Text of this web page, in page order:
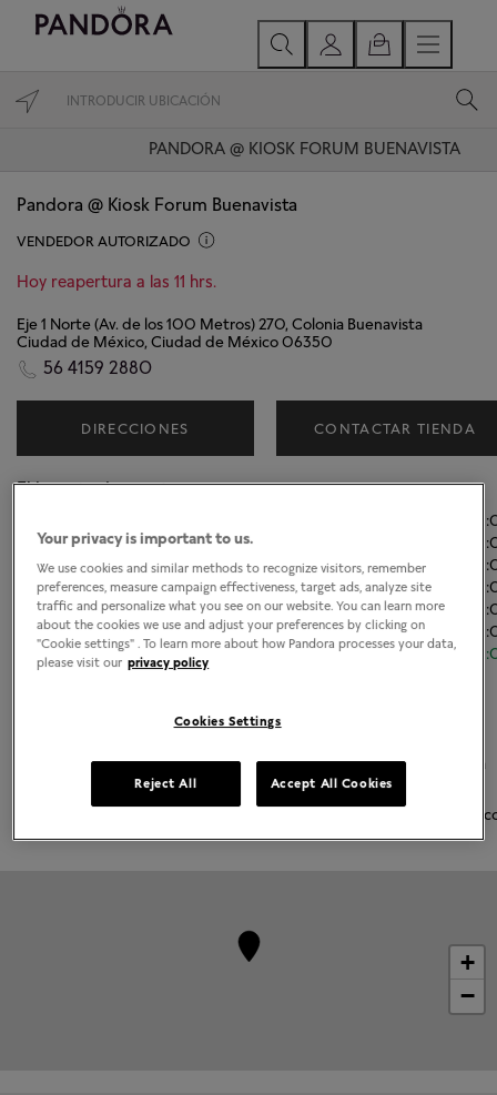
PANDORA @ KIOSK FORUM BUENAVISTA
Pandora @ Kiosk Forum Buenavista
VENDEDOR AUTORIZADO
Hoy reapertura a las 11 hrs.
Eje 1 Norte (Av. de los 100 Metros) 270, Colonia Buenavista
Ciudad de México, Ciudad de México 06350
56 4159 2880
DIRECCIONES CONTACTAR TIENDA
El horario de apertura
Martes
Miércoles
11:00
Jueves
11:00
Viernes
11:00
Sábado
11:00
Domingo
11:00
La más alta calidad de oro 14K, plata esterlina y metales Pandora
Pandora Charms, brazaletes, anillos, aretes y collares
+
−
Your privacy is important to us.
We use cookies and similar methods to recognize visitors, remember
preferences, measure campaign effectiveness, target ads, analyze site
traffic and personalize what you see on our website. You can learn more
about the cookies we use and adjust your preferences by clicking on
"Cookie settings" . To learn more about how Pandora processes your data,
please visit our privacy policy
Cookies Settings
Reject All Accept All Cookies